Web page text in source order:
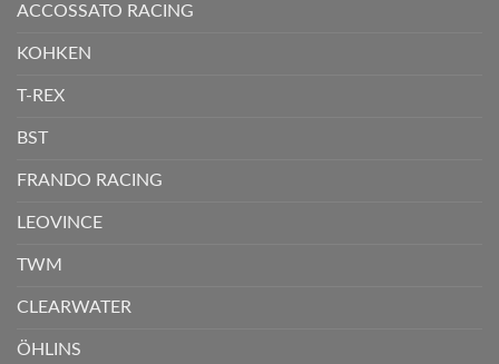
ACCOSSATO RACING
KOHKEN
T-REX
BST
FRANDO RACING
LEOVINCE
TWM
CLEARWATER
ÖHLINS